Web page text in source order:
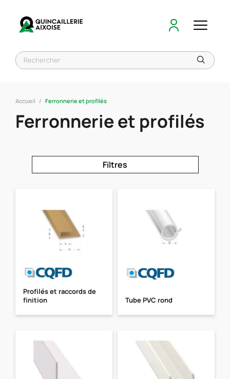
Accueil Ferronnerie et profilés
Ferronnerie et profilés
Filtres
Profilés et raccords de
finition
Tube PVC rond